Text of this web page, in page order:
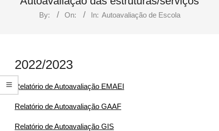
By: On: In: Autoavaliação de Escola
2022/2023
Relatório de Autoavaliação EMAEI
Relatório de Autoavaliação GAAF
Relatório de Autoavaliação GIS